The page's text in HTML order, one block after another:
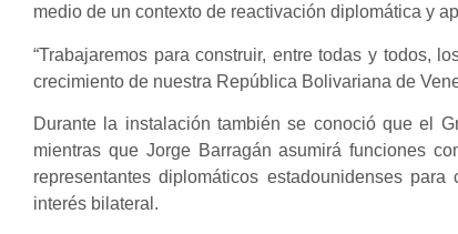
medio de un contexto de reactivación diplomática y
“Trabajaremos para construir, entre todas y todos,
crecimiento de nuestra República Bolivariana de
Durante la instalación también se conoció que el
mientras que Jorge Barragán asumirá funciones
representantes diplomáticos estadounidenses
interés bilateral.